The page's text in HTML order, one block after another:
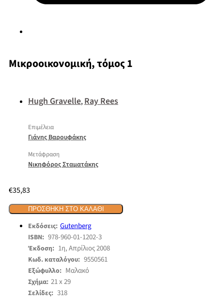
Μικροοικονομική, τόμος 1
Hugh Gravelle,Ray Rees
Επιμέλεια
Γιάνης Βαρουφάκης
Μετάφραση
Νικηφόρος Σταματάκης
€35,83
ΠΡΟΣΘΉΚΗ ΣΤΟ ΚΑΛΆΘΙ
Εκδόσεις: Gutenberg
ISBN: 978-960-01-1202-3
Έκδοση: 1η, Απρίλιος 2008
Κωδ. καταλόγου: 9550561
Εξώφυλλο: Μαλακό
Σχήμα: 21 x 29
Σελίδες: 318